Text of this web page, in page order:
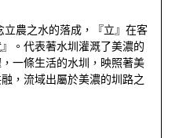
立農之水的落成，『立』在客
。代表著水圳灌溉了美濃的
一條生活的水圳，映照著美
，流域出屬於美濃的圳路之